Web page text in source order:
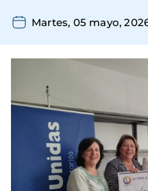
Martes, 05 mayo,